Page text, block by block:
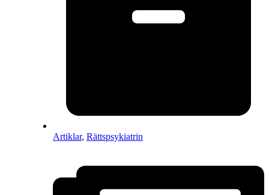
Artiklar, Rättspsykiatrin